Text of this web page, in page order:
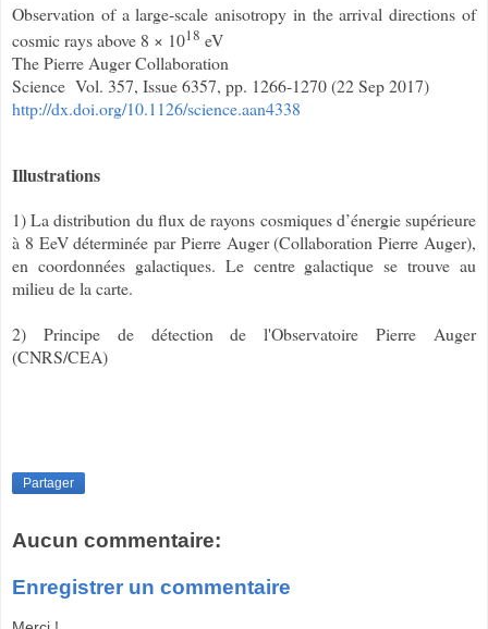
Observation of a large-scale anisotropy in the arrival directions of
cosmic rays above 8 × 1018 eV
The Pierre Auger Collaboration
Science Vol. 357, Issue 6357, pp. 1266-1270 (22 Sep 2017)
http://dx.doi.org/10.1126/science.aan4338
Illustrations
1) La distribution du flux de rayons cosmiques d’énergie supérieure
à 8 EeV déterminée par Pierre Auger (Collaboration Pierre Auger),
en coordonnées galactiques. Le centre galactique se trouve au
milieu de la carte.
2) Principe de détection de l'Observatoire Pierre Auger
(CNRS/CEA)
Partager
Aucun commentaire:
Enregistrer un commentaire